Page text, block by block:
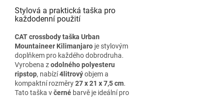
Stylová a praktická taška pro
každodenní použití
CAT crossbody taška Urban
Mountaineer Kilimanjaro je stylovým
doplňkem pro každého dobrodruha.
Vyrobena zodolného polyesteru
ripstop, nabízí4litrovýobjem a
kompaktní rozměry27 x 21 x 7,5 cm.
Tato taška včerné barvě je ideální pro